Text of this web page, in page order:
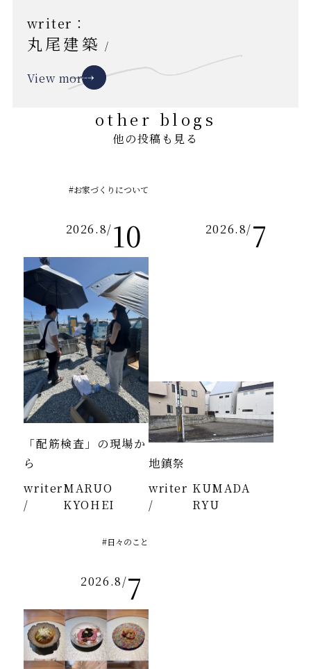
writer：
丸尾建築 /
View more
other blogs
他の投稿も見る
2026.8/10
「配筋検査」の現場か
ら
#お家づくりについて
writer
/
MARUO
KYOHEI
2026.8/7
地鎮祭
writer
/
KUMADA
RYU
2026.8/7
#日々のこと